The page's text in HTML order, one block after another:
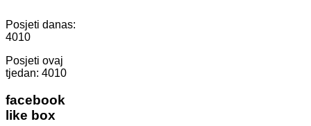
Posjeti danas:
4010
Posjeti ovaj
tjedan: 4010
facebook
like box